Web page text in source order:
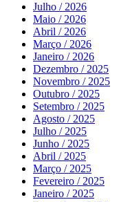
Julho / 2026
Maio / 2026
Abril / 2026
Março / 2026
Janeiro / 2026
Dezembro / 2025
Novembro / 2025
Outubro / 2025
Setembro / 2025
Agosto / 2025
Julho / 2025
Junho / 2025
Abril / 2025
Março / 2025
Fevereiro / 2025
Janeiro / 2025